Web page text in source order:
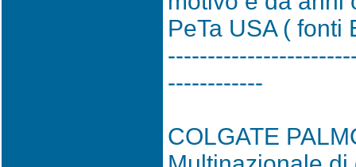
PeTa USA ( fonti
------------
COLGATE